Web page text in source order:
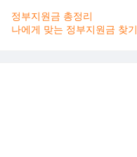
정부지원금 총정리
나에게 맞는 정부지원금 찾기